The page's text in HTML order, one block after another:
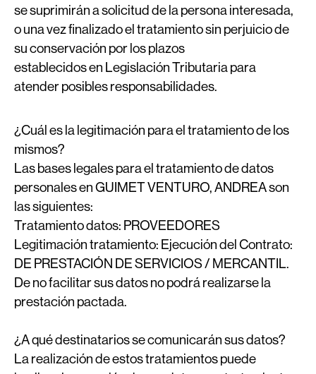
se suprimirán a solicitud de la persona interesada,
o una vez finalizado el tratamiento sin perjuicio de
su conservación por los plazos
establecidos en Legislación Tributaria para
atender posibles responsabilidades.
¿Cuál es la legitimación para el tratamiento de los
mismos?
Las bases legales para el tratamiento de datos
personales en GUIMET VENTURO, ANDREA son
las siguientes:
Tratamiento datos: PROVEEDORES
Legitimación tratamiento: Ejecución del Contrato:
DE PRESTACIÓN DE SERVICIOS / MERCANTIL.
De no facilitar sus datos no podrá realizarse la
prestación pactada.
¿A qué destinatarios se comunicarán sus datos?
La realización de estos tratamientos puede